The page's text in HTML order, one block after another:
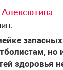
Алексютина
но
здоровья